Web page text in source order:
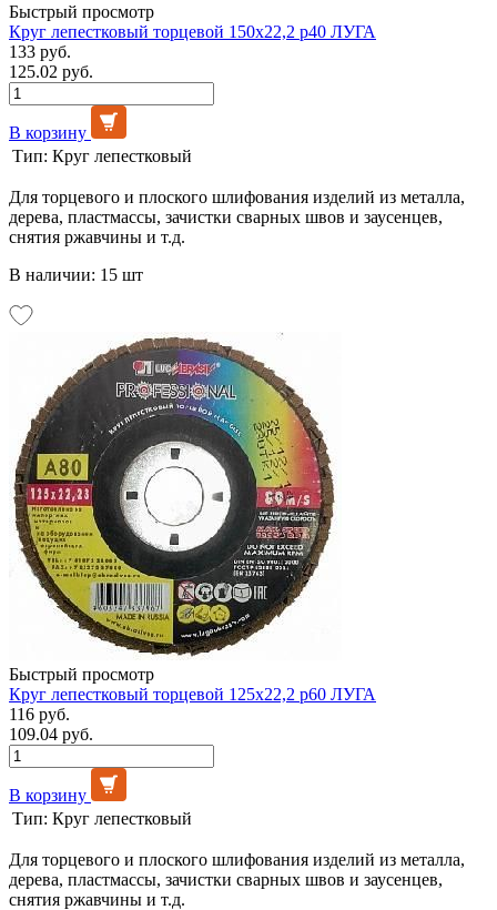
Быстрый просмотр
Круг лепестковый торцевой 150х22,2 р40 ЛУГА
133 руб.
125.02 руб.
В корзину
Тип: Круг лепестковый
Для торцевого и плоского шлифования изделий из металла,
дерева, пластмассы, зачистки сварных швов и заусенцев,
снятия ржавчины и т.д.
В наличии: 15 шт
Быстрый просмотр
Круг лепестковый торцевой 125х22,2 р60 ЛУГА
116 руб.
109.04 руб.
В корзину
Тип: Круг лепестковый
Для торцевого и плоского шлифования изделий из металла,
дерева, пластмассы, зачистки сварных швов и заусенцев,
снятия ржавчины и т.д.